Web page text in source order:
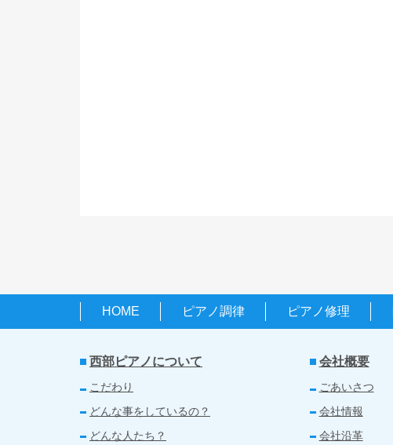
HOME ピアノ調律 ピアノ修理
西部ピアノについて
こだわり
どんな事をしているの？
どんな人たち？
会社概要
ごあいさつ
会社情報
会社沿革